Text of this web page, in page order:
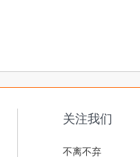
关注我们
不离不弃